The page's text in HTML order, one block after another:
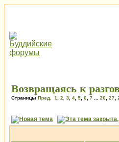
Возвращаясь к
Страницы Пред. 1 2 3 4 5 6 7 26 27